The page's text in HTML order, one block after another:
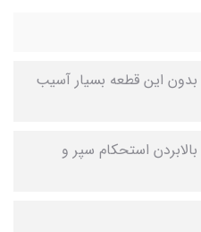
بدون این قطعه بسیار آسیب
استحکام سپر و